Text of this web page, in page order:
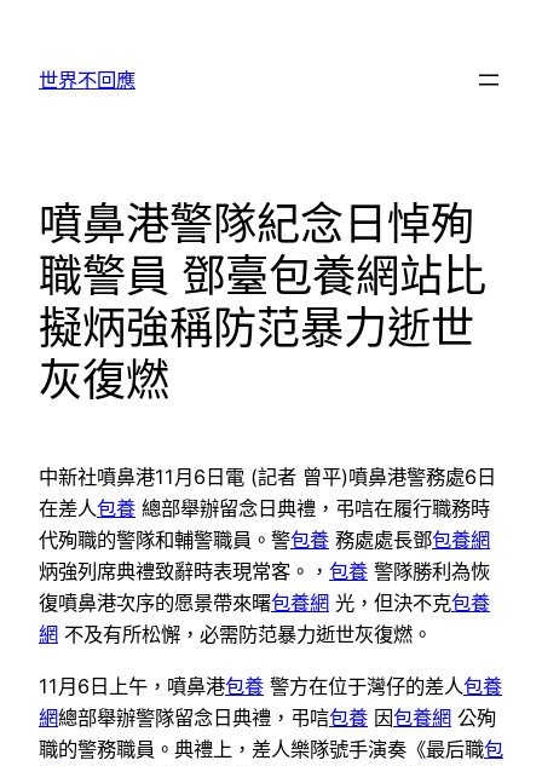
世界不回應
噴鼻港警隊紀念日悼殉
職警員 鄧臺包養網站比
擬炳強稱防范暴力逝世
灰復燃
中新社噴鼻港11月6日電 (記者 曾平)噴鼻港警務處6日
在差人包養 總部舉辦留念日典禮，弔唁在履行職務時
代殉職的警隊和輔警職員。警包養 務處處長鄧包養網
炳強列席典禮致辭時表現常客。， 包養 警隊勝利為恢
復噴鼻港次序的愿景帶來曙包養網 光，但決不克包養
網 不及有所松懈，必需防范暴力逝世灰復燃。
11月6日上午，噴鼻港包養 警方在位于灣仔的差人包養
網總部舉辦警隊留念日典禮，弔唁包養 因包養網 公殉
職的警務職員。典禮上，差人樂隊號手演奏《最后職包